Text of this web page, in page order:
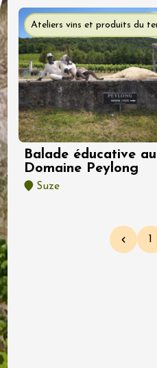
Ateliers vins et produits du
Balade éducative au
Domaine Peylong
Suze
Page1